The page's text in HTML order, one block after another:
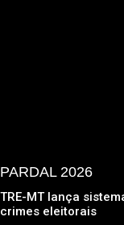
PARDAL 2026
TRE-MT lança
crimes eleitorais